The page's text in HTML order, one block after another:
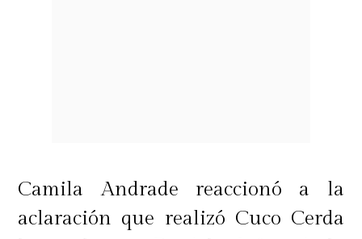
Camila Andrade reaccionó a la
aclaración que realizó Cuco Cerda